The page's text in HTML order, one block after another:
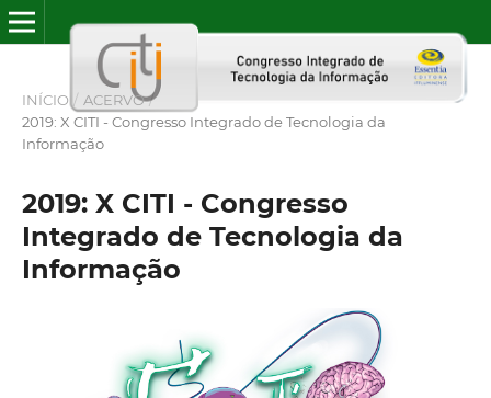
INÍCIO / ACERVO /
2019: X CITI - Congresso Integrado de Tecnologia da
Informação
2019: X CITI - Congresso
Integrado de Tecnologia da
Informação